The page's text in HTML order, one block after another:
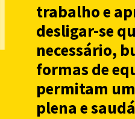
trabalho e
desligar-se
necessário,
formas de
permitam
plena e